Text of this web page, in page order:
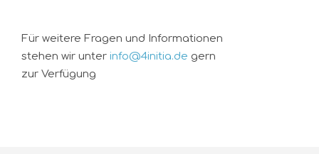
Für weitere Fragen und Informationen
stehen wir unter info@4initia.de gern
zur Verfügung